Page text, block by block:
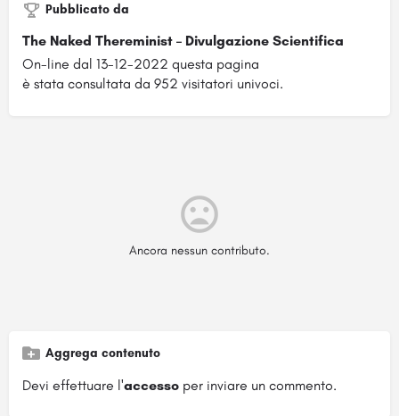
Pubblicato da
The Naked Thereminist – Divulgazione Scientifica
On-line dal 13-12-2022 questa pagina
è stata consultata da 952 visitatori univoci.
Ancora nessun contributo.
Aggrega contenuto
Devi effettuare l'accesso per inviare un commento.